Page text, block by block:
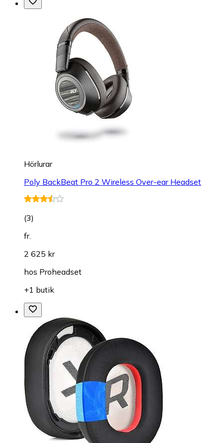
Hörlurar
Poly BackBeat Pro 2 Wireless Over-ear Headset
(3)
fr.
2 625 kr
hos Proheadset
+1 butik